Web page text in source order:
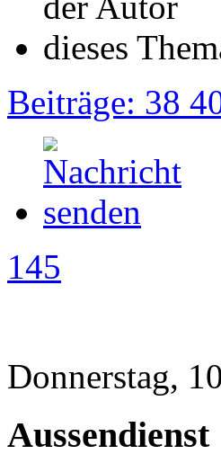
Beiträge: 38
145
Donnerstag,
Aussendienst